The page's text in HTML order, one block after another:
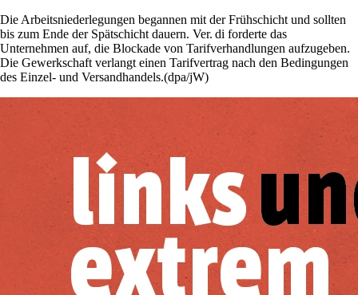
Die Arbeitsniederlegungen begannen mit der Frühschicht und sollten
bis zum Ende der Spätschicht dauern. Ver. di forderte das
Unternehmen auf, die Blockade von Tarifverhandlungen aufzugeben.
Die Gewerkschaft verlangt einen Tarifvertrag nach den Bedingungen
des Einzel- und Versandhandels.(dpa/jW)